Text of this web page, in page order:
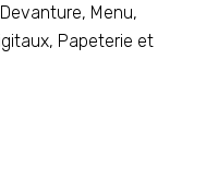
Menu,
Papeterie et